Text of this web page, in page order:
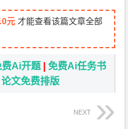
元 才能查看该篇文章全部
费Ai开题 |免费Ai任务书
论文免费排版
NEXT